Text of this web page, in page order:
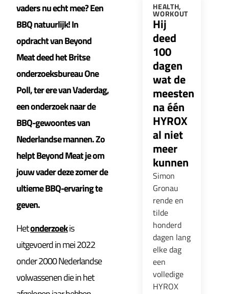
vaders nu echt mee? Een
BBQ natuurlijk! In
opdracht van Beyond
Meat deed het Britse
onderzoeksbureau One
Poll, ter ere van Vaderdag,
een onderzoek naar de
BBQ-gewoontes van
Nederlandse mannen. Zo
helpt Beyond Meat je om
jouw vader deze zomer de
ultieme BBQ-ervaring te
geven.
Hetonderzoekis
uitgevoerd in mei 2022
onder 2000 Nederlandse
volwassenen die in het
HEALTH,
WORKOUT
Hij
deed
100
dagen
wat de
meesten
na één
HYROX
al niet
meer
kunnen
Simon
Gronau
rende en
tilde
honderd
dagen lang
elke dag
een
volledige
HYROX